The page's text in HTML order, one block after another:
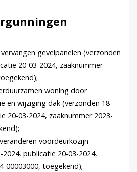
gevelpanelen (verzonden
20-03-2024, zaaknummer
woning door
en wijziging dak (verzonden 18-
20-03-2024, zaaknummer 2023-
voordeurkozijn
publicatie 20-03-2024,
00003000, toegekend);